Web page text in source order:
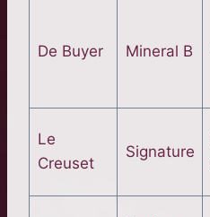
De Buyer Mineral B
Le
Creuset
Signature